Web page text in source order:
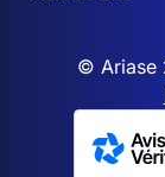
© Ariase